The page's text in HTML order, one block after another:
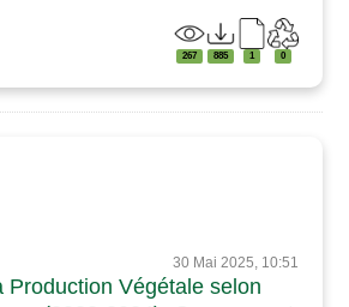
267 885 1 0
30 Mai 2025, 10:51
Production Végétale selon